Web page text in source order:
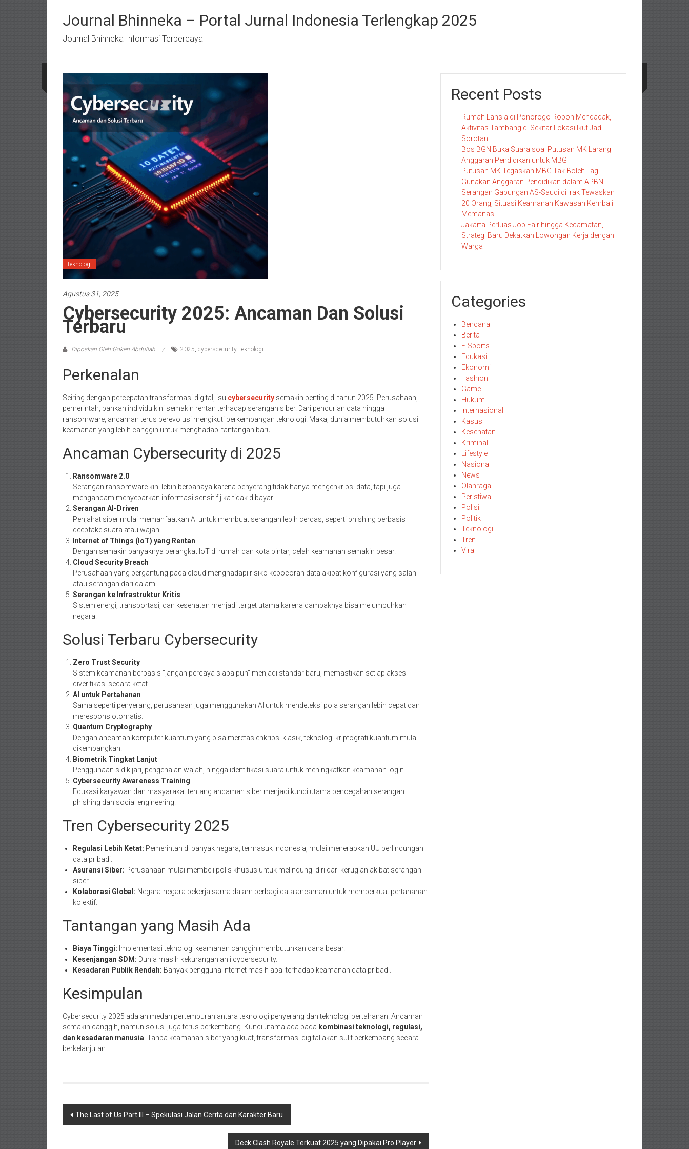
kontenJournal Bhinneka – Portal Jurnal Indonesia Terlengkap 2025
Journal Bhinneka Informasi Terpercaya
Teknologi
Agustus 31, 2025
Cybersecurity 2025: Ancaman Dan Solusi
Terbaru
Diposkan Oleh:Goken Abdullah 2025, cyberscecurity, teknologi
Perkenalan
Seiring dengan percepatan transformasi digital, isu cybersecurity semakin penting di tahun 2025. Perusahaan,
pemerintah, bahkan individu kini semakin rentan terhadap serangan siber. Dari pencurian data hingga
ransomware, ancaman terus berevolusi mengikuti perkembangan teknologi. Maka, dunia membutuhkan solusi
keamanan yang lebih canggih untuk menghadapi tantangan baru.
Ancaman Cybersecurity di 2025
Ransomware 2.0
Serangan ransomware kini lebih berbahaya karena penyerang tidak hanya mengenkripsi data, tapi juga
mengancam menyebarkan informasi sensitif jika tidak dibayar.
Serangan AI-Driven
Penjahat siber mulai memanfaatkan AI untuk membuat serangan lebih cerdas, seperti phishing berbasis
deepfake suara atau wajah.
Internet of Things (IoT) yang Rentan
Dengan semakin banyaknya perangkat IoT di rumah dan kota pintar, celah keamanan semakin besar.
Cloud Security Breach
Perusahaan yang bergantung pada cloud menghadapi risiko kebocoran data akibat konfigurasi yang salah
atau serangan dari dalam.
Serangan ke Infrastruktur Kritis
Sistem energi, transportasi, dan kesehatan menjadi target utama karena dampaknya bisa melumpuhkan
negara.
Solusi Terbaru Cybersecurity
Zero Trust Security
Sistem keamanan berbasis “jangan percaya siapa pun” menjadi standar baru, memastikan setiap akses
diverifikasi secara ketat.
AI untuk Pertahanan
Sama seperti penyerang, perusahaan juga menggunakan AI untuk mendeteksi pola serangan lebih cepat dan
merespons otomatis.
Quantum Cryptography
Dengan ancaman komputer kuantum yang bisa meretas enkripsi klasik, teknologi kriptografi kuantum mulai
dikembangkan.
Biometrik Tingkat Lanjut
Penggunaan sidik jari, pengenalan wajah, hingga identifikasi suara untuk meningkatkan keamanan login.
Cybersecurity Awareness Training
Edukasi karyawan dan masyarakat tentang ancaman siber menjadi kunci utama pencegahan serangan
phishing dan social engineering.
Tren Cybersecurity 2025
Regulasi Lebih Ketat: Pemerintah di banyak negara, termasuk Indonesia, mulai menerapkan UU perlindungan
data pribadi.
Asuransi Siber: Perusahaan mulai membeli polis khusus untuk melindungi diri dari kerugian akibat serangan
siber.
Kolaborasi Global: Negara-negara bekerja sama dalam berbagi data ancaman untuk memperkuat pertahanan
kolektif.
Tantangan yang Masih Ada
Biaya Tinggi: Implementasi teknologi keamanan canggih membutuhkan dana besar.
Kesenjangan SDM: Dunia masih kekurangan ahli cybersecurity.
Kesadaran Publik Rendah: Banyak pengguna internet masih abai terhadap keamanan data pribadi.
Kesimpulan
Cybersecurity 2025 adalah medan pertempuran antara teknologi penyerang dan teknologi pertahanan. Ancaman
semakin canggih, namun solusi juga terus berkembang. Kunci utama ada pada kombinasi teknologi, regulasi,
dan kesadaran manusia . Tanpa keamanan siber yang kuat, transformasi digital akan sulit berkembang secara
berkelanjutan.
Navigasi
The Last of Us Part III – Spekulasi Jalan Cerita dan Karakter Baru
Deck Clash Royale Terkuat 2025 yang Dipakai Pro Player
Recent Posts
Rumah Lansia di Ponorogo Roboh Mendadak,
Aktivitas Tambang di Sekitar Lokasi Ikut Jadi
Sorotan
Bos BGN Buka Suara soal Putusan MK Larang
Anggaran Pendidikan untuk MBG
Putusan MK Tegaskan MBG Tak Boleh Lagi
Gunakan Anggaran Pendidikan dalam APBN
Serangan Gabungan AS-Saudi di Irak Tewaskan
20 Orang, Situasi Keamanan Kawasan Kembali
Memanas
Jakarta Perluas Job Fair hingga Kecamatan,
Strategi Baru Dekatkan Lowongan Kerja dengan
Warga
Categories
Bencana
Berita
E-Sports
Edukasi
Ekonomi
Fashion
Game
Hukum
Internasional
Kasus
Kesehatan
Kriminal
Lifestyle
Nasional
News
Olahraga
Peristiwa
Polisi
Politik
Teknologi
Tren
Viral